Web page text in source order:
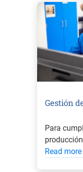
Gestión
Para
Read more